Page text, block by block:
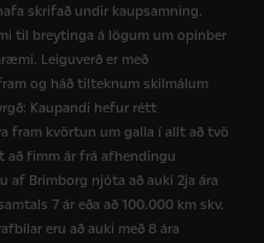
skrifað undir kaupsamning.
til breytinga á lögum um opinber
Leiguverð er með
og háð tilteknum skilmálum
Kaupandi hefur rétt
fram kvörtun um galla í allt að tvö
að fimm ár frá afhendingu
af Brimborg njóta að auki 2ja ára
7 ár eða að 100.000 km skv.
eru að auki með 8 ára